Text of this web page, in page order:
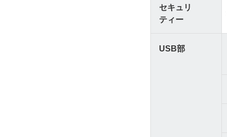
セキュリ
ティー
USB部